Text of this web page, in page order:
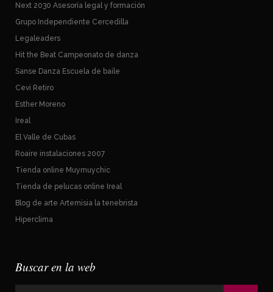
Next 2030 Asesoría legal y formación
Grupo Independiente Cercedilla
Legaleaders
Hit the Beat Campeonato de danza
Sanse Danza Escuela de baile
Cevi Retiro
Esther Moreno
Ireal
El Valle de Cubas
Roaire instalaciones 2007
Tienda online Muymuychic
Tienda de pelucas online Ireal
Blog de arte Artemisia la tenebrista
Hiperclima
Buscar en la web